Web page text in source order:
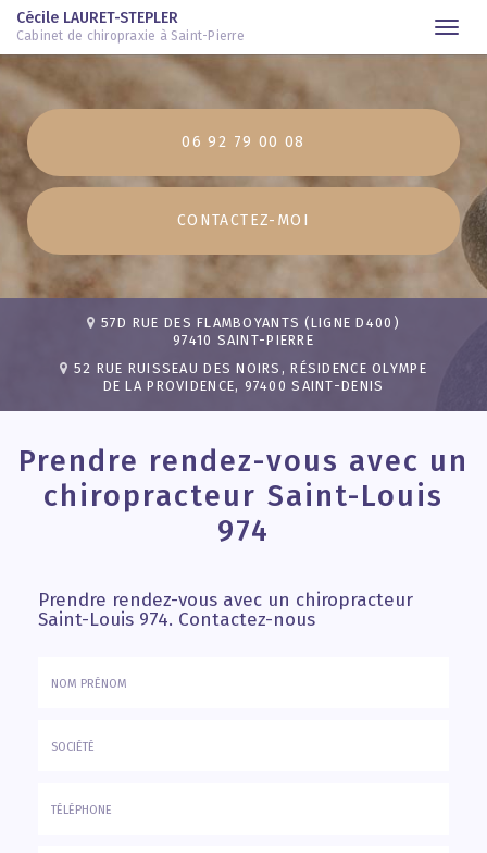
Aller
contenu
principal
Cécile LAURET-STEPLER
Cabinet de chiropraxie à Saint-Pierre
06 92 79 00 08
CONTACTEZ- MOI
57D RUE DES FLAMBOYANTS (LIGNE D400)
97410 SAINT-PIERRE
52 RUE RUISSEAU DES NOIRS, RÉSIDENCE OLYMPE
DE LA PROVIDENCE, 97400 SAINT-DENIS
Prendre rendez-vous avec un
chiropracteur Saint-Louis
974
Prendre rendez-vous avec un chiropracteur
Saint-Louis 974. Contactez-nous